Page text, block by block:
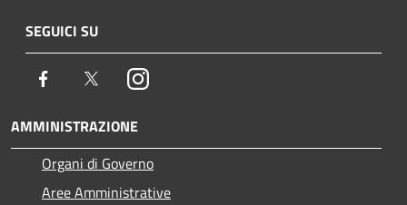
SEGUICI SU
Facebook TwitterInstagram
AMMINISTRAZIONE
Organi di Governo
Aree Amministrative